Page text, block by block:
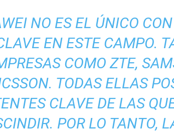
NO ES EL ÚNICO
EN ESTE CAMPO.
COMO ZTE,
TODAS ELLAS
CLAVE DE LAS
POR LO TANTO,